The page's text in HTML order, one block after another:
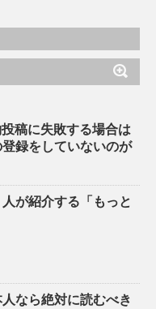
稿に失敗する場合は
録をしていないのが
が紹介する「もっと
人なら絶対に読むべき